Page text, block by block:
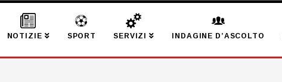
NOTIZIE SPORT SERVIZI INDAGINE D’ASCOLTO